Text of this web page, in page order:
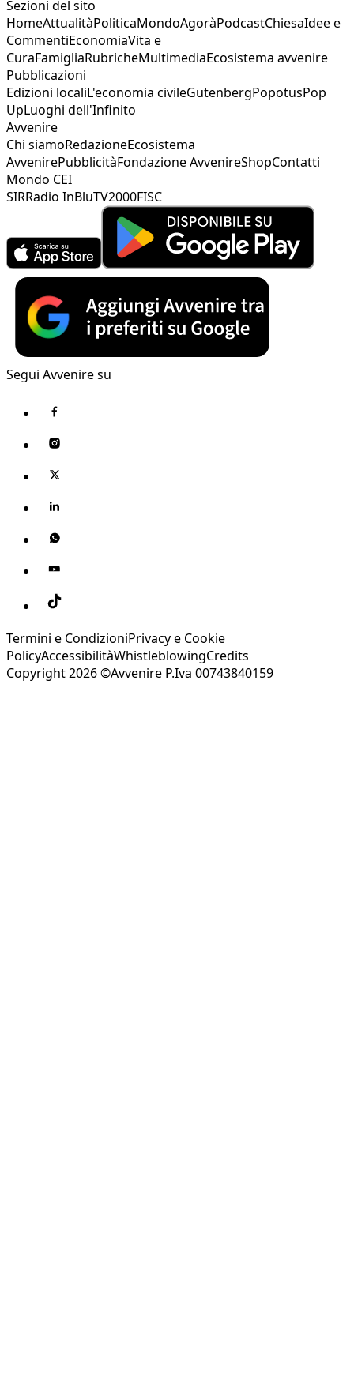
Sezioni del sito
HomeAttualitàPoliticaMondoAgoràPodcastChiesaIdee e
CommentiEconomiaVita e
CuraFamigliaRubricheMultimediaEcosistema avvenire
Pubblicazioni
Edizioni localiL'economia civileGutenbergPopotusPop
UpLuoghi dell'Infinito
Avvenire
Chi siamoRedazioneEcosistema
AvvenirePubblicitàFondazione AvvenireShopContatti
Mondo CEI
SIRRadio InBluTV2000FISC
Segui Avvenire su
Termini e CondizioniPrivacy e Cookie
PolicyAccessibilitàWhistleblowingCredits
Copyright 2026 ©Avvenire P.Iva 00743840159